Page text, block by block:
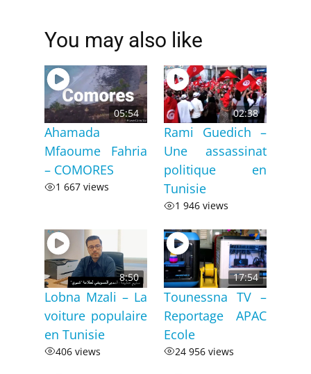
You may also like
05:54
Ahamada
Mfaoume Fahria
– COMORES
1 667 views
02:38
Rami Guedich –
Une assassinat
politique en
Tunisie
1 946 views
8:50
Lobna Mzali – La
voiture populaire
en Tunisie
406 views
17:54
Tounessna TV –
Reportage APAC
Ecole
24 956 views